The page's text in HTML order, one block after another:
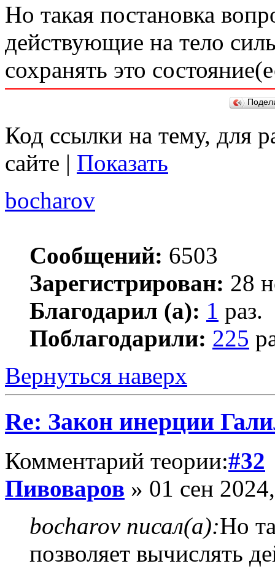
Но такая постановка
действующие на тело
сохранять это
Код ссылки на тему, для
сайте | Показать
bocharov
Сообщений: 6503
Зарегистрирован: 28
Благодарил (а): 1 раз.
Поблагодарили: 225
Вернуться наверх
Re: Закон инерции
Комментарий теории:#32
Пивоваров » 01 сен
bocharov писал(а):Но
позволяет вычислять